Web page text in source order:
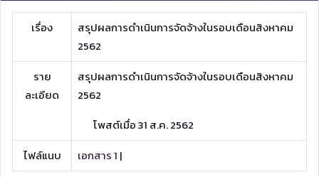
เรื่อง
สรุปผลการดำเนินการจัดจ้างในรอบเดือนสิงหาคม
2562
ราย
ละเอียด
สรุปผลการดำเนินการจัดจ้างในรอบเดือนสิงหาคม
2562
โพสต์เมื่อ 31 ส.ค. 2562
ไฟล์แนบ
เอกสาร 1 |